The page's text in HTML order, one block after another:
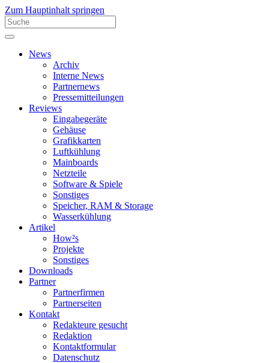
Zum Hauptinhalt springen
News
Archiv
Interne News
Partnernews
Pressemitteilungen
Reviews
Eingabegeräte
Gehäuse
Grafikkarten
Luftkühlung
Mainboards
Netzteile
Software & Spiele
Sonstiges
Speicher, RAM & Storage
Wasserkühlung
Artikel
How²s
Projekte
Sonstiges
Downloads
Partner
Partnerfirmen
Partnerseiten
Kontakt
Redakteure gesucht
Redaktion
Kontaktformular
Datenschutz